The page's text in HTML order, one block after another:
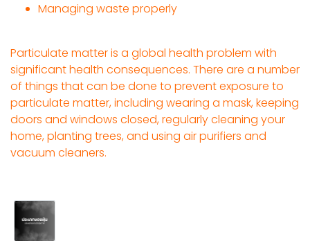
Managing waste properly
Particulate matter is a global health problem with
significant health consequences. There are a number
of things that can be done to prevent exposure to
particulate matter, including wearing a mask, keeping
doors and windows closed, regularly cleaning your
home, planting trees, and using air purifiers and
vacuum cleaners.